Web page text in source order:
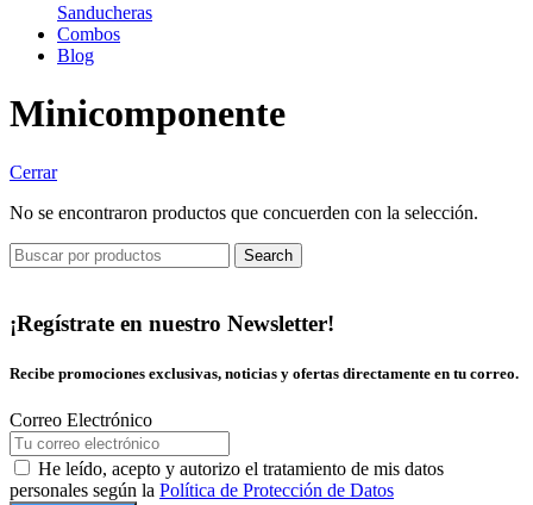
Sanducheras
Combos
Blog
Minicomponente
Cerrar
No se encontraron productos que concuerden con la selección.
Search
¡Regístrate en nuestro Newsletter!
Recibe promociones exclusivas, noticias y ofertas directamente en tu correo.
Correo Electrónico
He leído, acepto y autorizo el tratamiento de mis datos
personales según la Política de Protección de Datos